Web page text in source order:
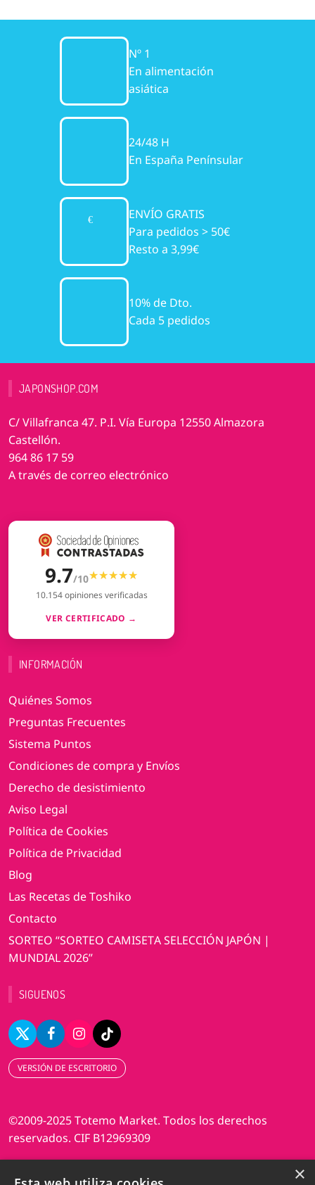
Nº 1
En alimentación
asiática
24/48 H
En España Penínsular
ENVÍO GRATIS
Para pedidos > 50€
Resto a 3,99€
10% de Dto.
Cada 5 pedidos
JAPONSHOP.COM
C/ Villafranca 47. P.I. Vía Europa 12550 Almazora
Castellón.
964 86 17 59
A través de correo electrónico
9.7/10★★★★★
★★★★★
10.154 opiniones verificadas
VER CERTIFICADO →
INFORMACIÓN
Quiénes Somos
Preguntas Frecuentes
Sistema Puntos
Condiciones de compra y Envíos
Derecho de desistimiento
Aviso Legal
Política de Cookies
Política de Privacidad
Blog
Las Recetas de Toshiko
Contacto
SORTEO “SORTEO CAMISETA SELECCIÓN JAPÓN |
MUNDIAL 2026”
SIGUENOS
VERSIÓN DE ESCRITORIO
©2009-2025 Totemo Market. Todos los derechos
reservados. CIF B12969309
×